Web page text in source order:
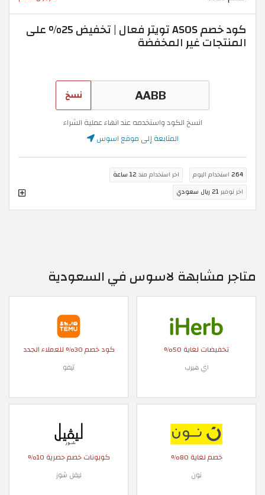
كود خصم ASOS تويتر فعال | تخفيض 25% على
المنتجات غير المخفضة
نسخ
انسخ الكود واستخدمه عند انهاء عملية الشراء
المتابعة إلى موقع اسوس
264 استخدام اليوم اخر استخدام منذ 12 ساعة
اخر توفير21 ريال سعودي
متاجر مشابهة لاسوس في السعودية
تخفيضات لغاية 50%
اي هيرب
كود خصم 30% للعملاء الجدد
تيمو
خصم لغاية 80%
نون
كوبونات خصم حصرية 10%
ليفل شوز